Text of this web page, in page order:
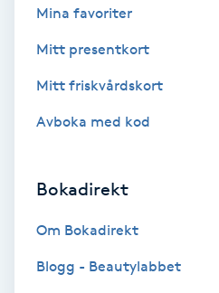
Fillers
Fotmassage
Fransborttagning
Mina favoriter
Mitt presentkort
Mitt friskvårdskort
Avboka med kod
Bokadirekt
Om Bokadirekt
Blogg - Beautylabbet